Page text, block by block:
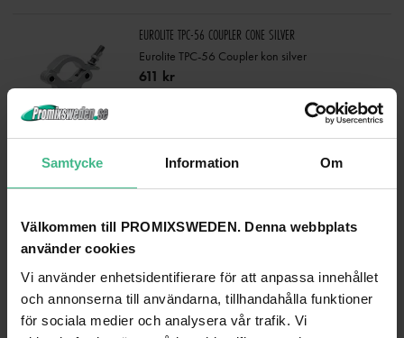
Samtycke Information Om
Välkommen till PROMIXSWEDEN. Denna webbplats
använder cookies
Vi använder enhetsidentifierare för att anpassa innehållet
och annonserna till användarna, tillhandahålla funktioner
för sociala medier och analysera vår trafik. Vi
EUROLITE TPC-56 COUPLER CONE SILVER
Eurolite TPC-56 Coupler kon silver
611 kr
ANDRA TITTADE PÅ